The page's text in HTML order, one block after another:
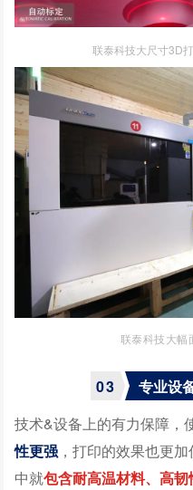
联泰科技大尺寸3D
联泰科技大
03
专业设
技术&设备上的有力保障，
性更强 ，打印的效果也更
中就包含耐高温材料、高